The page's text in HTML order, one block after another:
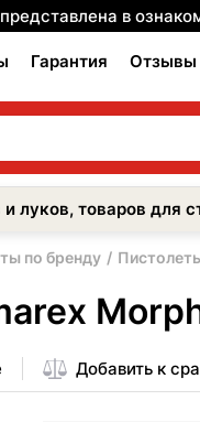
в
Гарантия Отзывы
луков, товаров
по бренду
Добавить к